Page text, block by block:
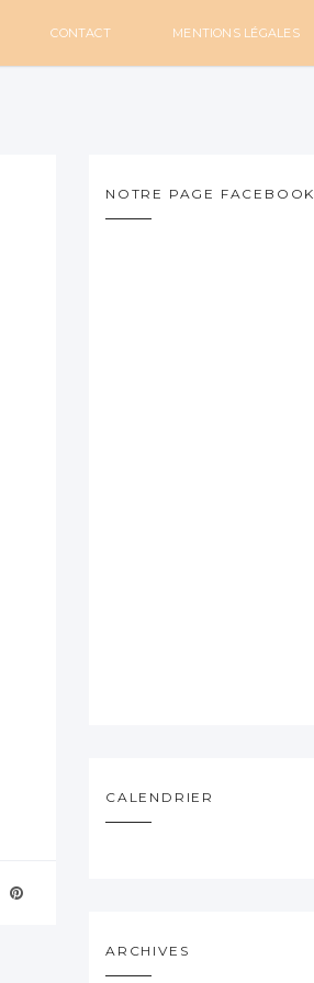
CONTACT MENTIONS LÉGALES
NOTRE PAGE FACEBOOK
CALENDRIER
ARCHIVES